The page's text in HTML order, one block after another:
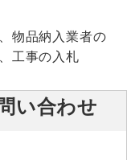
物品納入業者の
工事の入札
い合わせ